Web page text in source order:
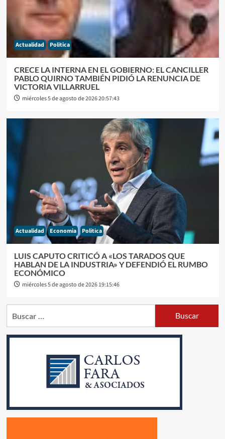
Actualidad Politica
CRECE LA INTERNA EN EL GOBIERNO: EL CANCILLER
PABLO QUIRNO TAMBIÉN PIDIÓ LA RENUNCIA DE
VICTORIA VILLARRUEL
miércoles 5 de agosto de 2026 20:57:43
Actualidad Economia Politica
LUIS CAPUTO CRITICÓ A «LOS TARADOS QUE
HABLAN DE LA INDUSTRIA» Y DEFENDIÓ EL RUMBO
ECONÓMICO
miércoles 5 de agosto de 2026 19:15:46